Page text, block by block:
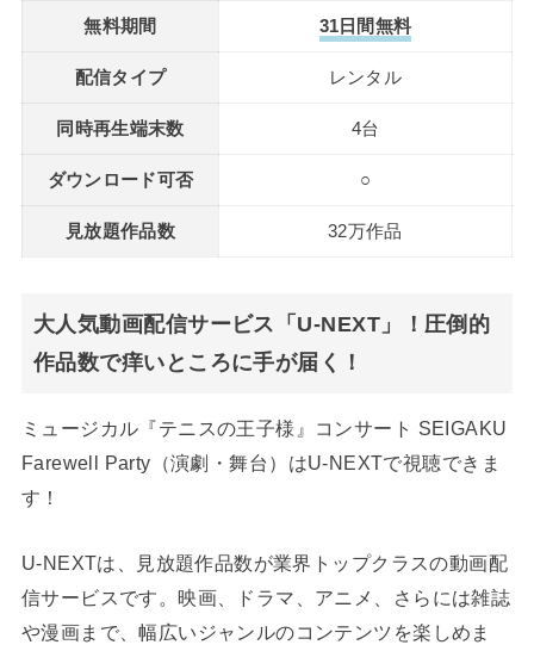
無料期間 31日間無料
配信タイプ レンタル
同時再生端末数 4台
ダウンロード可否 ○
見放題作品数 32万作品
大人気動画配信サービス「U-NEXT」！圧倒的
作品数で痒いところに手が届く！
ミュージカル『テニスの王子様』コンサート SEIGAKU
Farewell Party（演劇・舞台）はU-NEXTで視聴できま
す！
U-NEXTは、見放題作品数が業界トップクラスの動画配
信サービスです。映画、ドラマ、アニメ、さらには雑誌
や漫画まで、幅広いジャンルのコンテンツを楽しめま